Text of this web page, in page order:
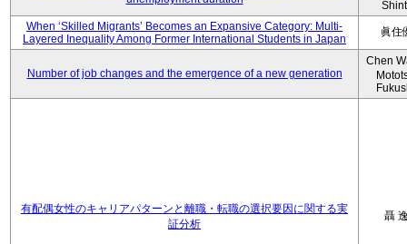
When ‘Skilled Migrants’ Becomes an Expansive Category: Multi-
Layered Inequality Among Former International Students in Japan
眞住
Number of job changes and the emergence of a new generation
Chen
有配偶女性のキャリアパターンと離職・転職の選択要因に関する実
証分析
聶